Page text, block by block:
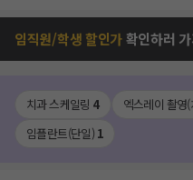
임직원/학생 할인가확인하러
치과 스케일링 4 엑스레이 촬영
임플란트(단일) 1